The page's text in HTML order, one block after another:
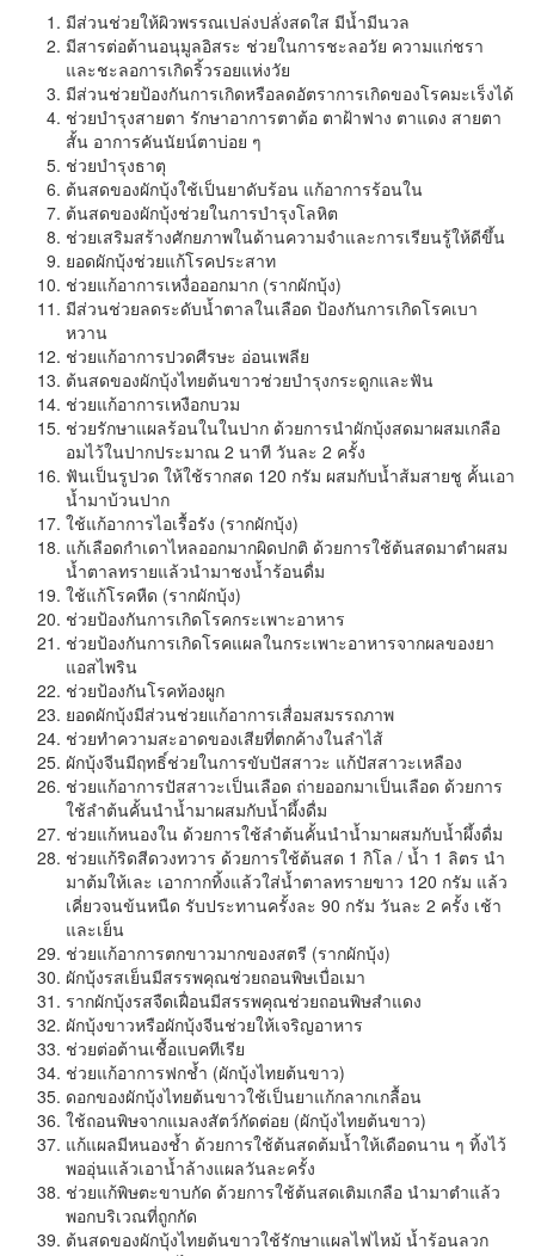
มีส่วนช่วยให้ผิวพรรณเปล่งปลั่งสดใส มีน้ำมีนวล
มีสารต่อต้านอนุมูลอิสระ ช่วยในการชะลอวัย ความแก่ชรา
และชะลอการเกิดริ้วรอยแห่งวัย
มีส่วนช่วยป้องกันการเกิดหรือลดอัตราการเกิดของโรคมะเร็งได้
ช่วยบำรุงสายตา รักษาอาการตาต้อ ตาฝ้าฟาง ตาแดง สายตา
สั้น อาการคันนัยน์ตาบ่อย ๆ
ช่วยบำรุงธาตุ
ต้นสดของผักบุ้งใช้เป็นยาดับร้อน แก้อาการร้อนใน
ต้นสดของผักบุ้งช่วยในการบำรุงโลหิต
ช่วยเสริมสร้างศักยภาพในด้านความจำและการเรียนรู้ให้ดีขึ้น
ยอดผักบุ้งช่วยแก้โรคประสาท
ช่วยแก้อาการเหงื่อออกมาก (รากผักบุ้ง)
มีส่วนช่วยลดระดับน้ำตาลในเลือด ป้องกันการเกิดโรคเบา
หวาน
ช่วยแก้อาการปวดศีรษะ อ่อนเพลีย
ต้นสดของผักบุ้งไทยต้นขาวช่วยบำรุงกระดูกและฟัน
ช่วยแก้อาการเหงือกบวม
ช่วยรักษาแผลร้อนในในปาก ด้วยการนำผักบุ้งสดมาผสมเกลือ
อมไว้ในปากประมาณ 2 นาที วันละ 2 ครั้ง
ฟันเป็นรูปวด ให้ใช้รากสด 120 กรัม ผสมกับน้ำส้มสายชู คั้นเอา
น้ำมาบ้วนปาก
ใช้แก้อาการไอเรื้อรัง (รากผักบุ้ง)
แก้เลือดกำเดาไหลออกมากผิดปกติ ด้วยการใช้ต้นสดมาตำผสม
น้ำตาลทรายแล้วนำมาชงน้ำร้อนดื่ม
ใช้แก้โรคหืด (รากผักบุ้ง)
ช่วยป้องกันการเกิดโรคกระเพาะอาหาร
ช่วยป้องกันการเกิดโรคแผลในกระเพาะอาหารจากผลของยา
แอสไพริน
ช่วยป้องกันโรคท้องผูก
ยอดผักบุ้งมีส่วนช่วยแก้อาการเสื่อมสมรรถภาพ
ช่วยทำความสะอาดของเสียที่ตกค้างในลำไส้
ผักบุ้งจีนมีฤทธิ์ช่วยในการขับปัสสาวะ แก้ปัสสาวะเหลือง
ช่วยแก้อาการปัสสาวะเป็นเลือด ถ่ายออกมาเป็นเลือด ด้วยการ
ใช้ลำต้นคั้นนำน้ำมาผสมกับน้ำผึ้งดื่ม
ช่วยแก้หนองใน ด้วยการใช้ลำต้นคั้นนำน้ำมาผสมกับน้ำผึ้งดื่ม
ช่วยแก้ริดสีดวงทวาร ด้วยการใช้ต้นสด 1 กิโล / น้ำ 1 ลิตร นำ
มาต้มให้เละ เอากากทิ้งแล้วใส่น้ำตาลทรายขาว 120 กรัม แล้ว
เคี่ยวจนข้นหนืด รับประทานครั้งละ 90 กรัม วันละ 2 ครั้ง เช้า
และเย็น
ช่วยแก้อาการตกขาวมากของสตรี (รากผักบุ้ง)
ผักบุ้งรสเย็นมีสรรพคุณช่วยถอนพิษเบื่อเมา
รากผักบุ้งรสจืดเฝื่อนมีสรรพคุณช่วยถอนพิษสำแดง
ผักบุ้งขาวหรือผักบุ้งจีนช่วยให้เจริญอาหาร
ช่วยต่อต้านเชื้อแบคทีเรีย
ช่วยแก้อาการฟกช้ำ (ผักบุ้งไทยต้นขาว)
ดอกของผักบุ้งไทยต้นขาวใช้เป็นยาแก้กลากเกลื้อน
ใช้ถอนพิษจากแมลงสัตว์กัดต่อย (ผักบุ้งไทยต้นขาว)
แก้แผลมีหนองช้ำ ด้วยการใช้ต้นสดต้มน้ำให้เดือดนาน ๆ ทิ้งไว้
พออุ่นแล้วเอาน้ำล้างแผลวันละครั้ง
ช่วยแก้พิษตะขาบกัด ด้วยการใช้ต้นสดเติมเกลือ นำมาตำแล้ว
พอกบริเวณที่ถูกกัด
ต้นสดของผักบุ้งไทยต้นขาวใช้รักษาแผลไฟไหม้ น้ำร้อนลวก